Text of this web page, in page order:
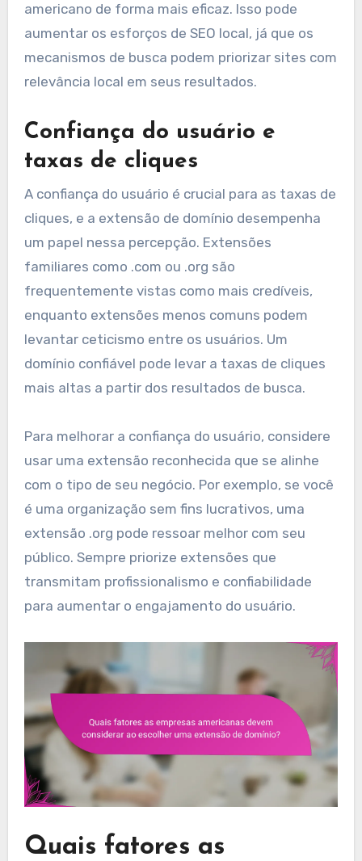
americano de forma mais eficaz. Isso pode
aumentar os esforços de SEO local, já que os
mecanismos de busca podem priorizar sites com
relevância local em seus resultados.
Confiança do usuário e
taxas de cliques
A confiança do usuário é crucial para as taxas de
cliques, e a extensão de domínio desempenha
um papel nessa percepção. Extensões
familiares como .com ou .org são
frequentemente vistas como mais credíveis,
enquanto extensões menos comuns podem
levantar ceticismo entre os usuários. Um
domínio confiável pode levar a taxas de cliques
mais altas a partir dos resultados de busca.
Para melhorar a confiança do usuário, considere
usar uma extensão reconhecida que se alinhe
com o tipo de seu negócio. Por exemplo, se você
é uma organização sem fins lucrativos, uma
extensão .org pode ressoar melhor com seu
público. Sempre priorize extensões que
transmitam profissionalismo e confiabilidade
para aumentar o engajamento do usuário.
Quais fatores as